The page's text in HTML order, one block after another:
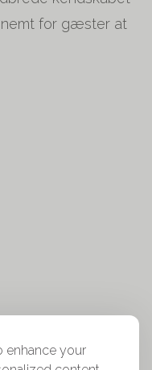
enhance your
for gæster at